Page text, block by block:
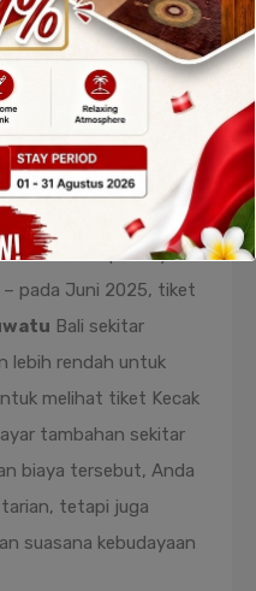
Masuk
Kecak
Berapa biaya
pada Juni 2025, tiket
Bali sekitar
lebih rendah untuk
melihat tiket Kecak
tambahan sekitar
biaya tersebut, Anda
tetapi juga
suasana kebudayaan